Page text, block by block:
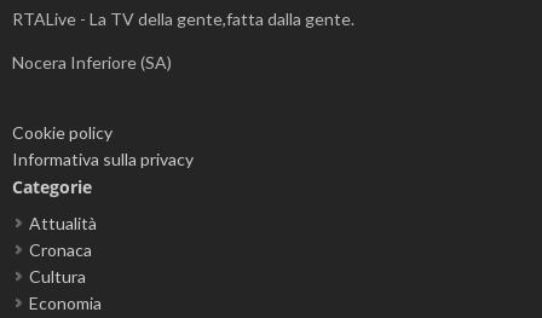
RTALive - La TV della gente,fatta dalla gente.
Nocera Inferiore (SA)
Cookie policy
Informativa sulla privacy
Categorie
Attualità
Cronaca
Cultura
Economia